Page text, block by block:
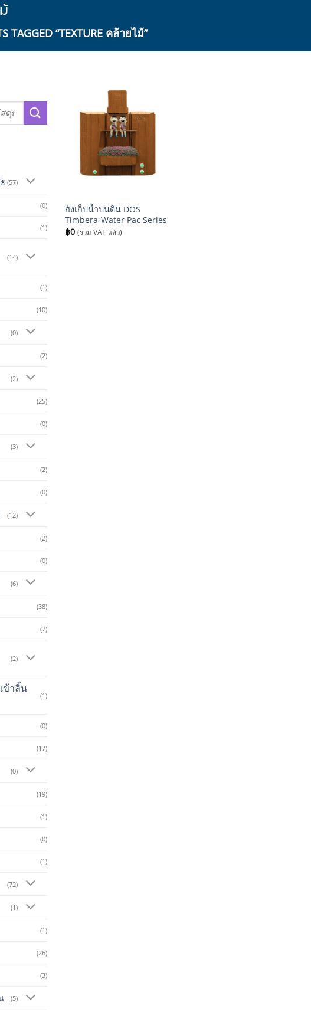
TAGGED “TEXTURE คล้ายไม้”
(57)
(0)
(1)
(14)
(1)
(10)
(0)
(2)
(2)
(25)
(0)
(3)
(2)
(0)
(12)
(2)
(0)
(6)
(38)
(7)
(2)
ข้าลิ้น
(1)
(0)
(17)
(0)
(19)
(1)
(0)
(1)
(72)
(1)
(1)
(26)
(3)
(5)
ถังเก็บน้ำบนดิน DOS
Timbera-Water Pac Series
฿0 (รวม VAT แล้ว)